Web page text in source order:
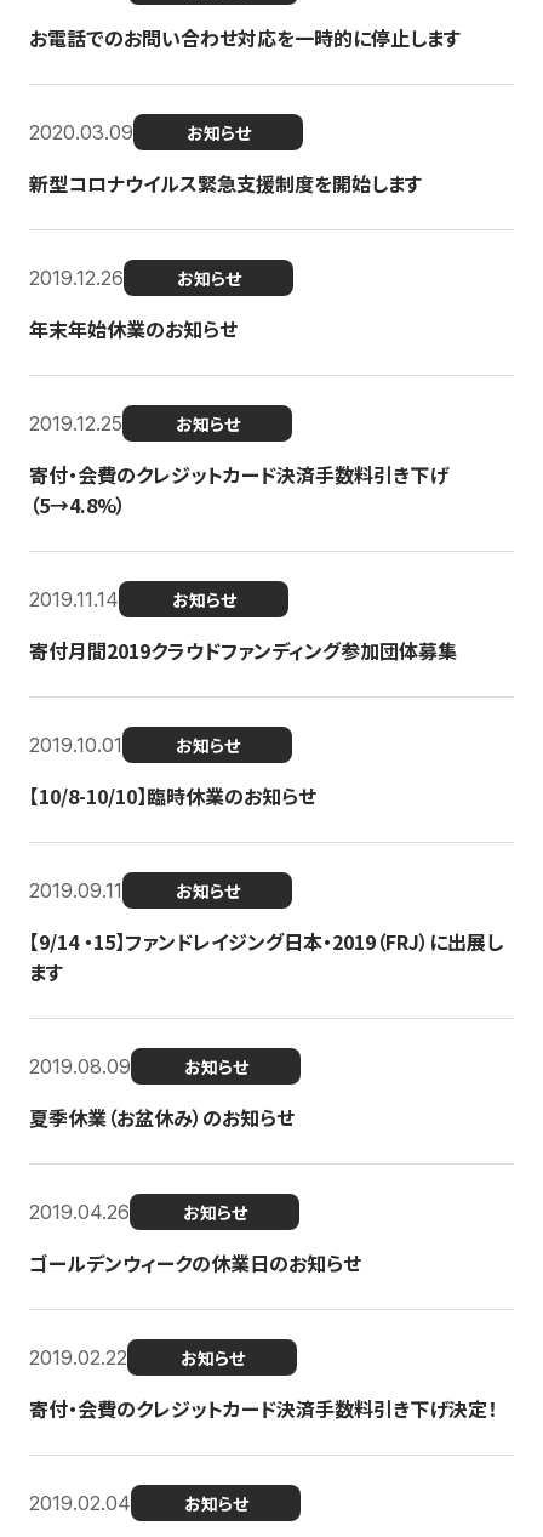
お電話でのお問い合わせ対応を一時的に停止します
2020.03.09 お知らせ
新型コロナウイルス緊急支援制度を開始します
2019.12.26 お知らせ
年末年始休業のお知らせ
2019.12.25 お知らせ
寄付・会費のクレジットカード決済手数料引き下げ
（5→4.8%）
2019.11.14 お知らせ
寄付月間2019クラウドファンディング参加団体募集
2019.10.01 お知らせ
【10/8-10/10】臨時休業のお知らせ
2019.09.11 お知らせ
【9/14 ・15】ファンドレイジング日本・2019（FRJ）に出展し
ます
2019.08.09 お知らせ
夏季休業（お盆休み）のお知らせ
2019.04.26 お知らせ
ゴールデンウィークの休業日のお知らせ
2019.02.22 お知らせ
寄付・会費のクレジットカード決済手数料引き下げ決定！
2019.02.04 お知らせ